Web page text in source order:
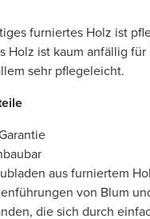
furniertes Holz ist
Holz ist kaum anfällig
sehr pflegeleicht.
aus furniertem
von Blum
die sich durch